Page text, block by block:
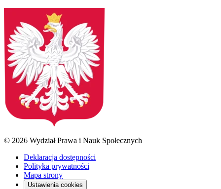
© 2026 Wydział Prawa i Nauk Społecznych
Deklaracja dostępności
Polityka prywatności
Mapa strony
Ustawienia cookies